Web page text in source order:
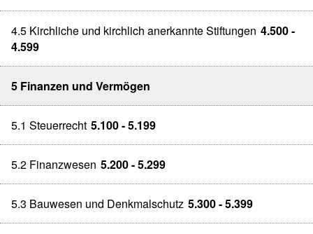
4.5 Kirchliche und kirchlich anerkannte Stiftungen 4.500 -
4.599
5 Finanzen und Vermögen
5.1 Steuerrecht 5.100 - 5.199
5.2 Finanzwesen 5.200 - 5.299
5.3 Bauwesen und Denkmalschutz 5.300 - 5.399